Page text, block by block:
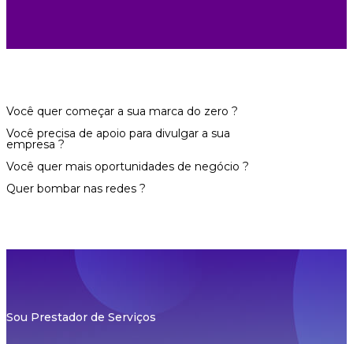
Você quer começar a sua marca do zero ?
Você precisa de apoio para divulgar a sua
empresa ?
Você quer mais oportunidades de negócio ?
Quer bombar nas redes ?
Sou Prestador de Serviços